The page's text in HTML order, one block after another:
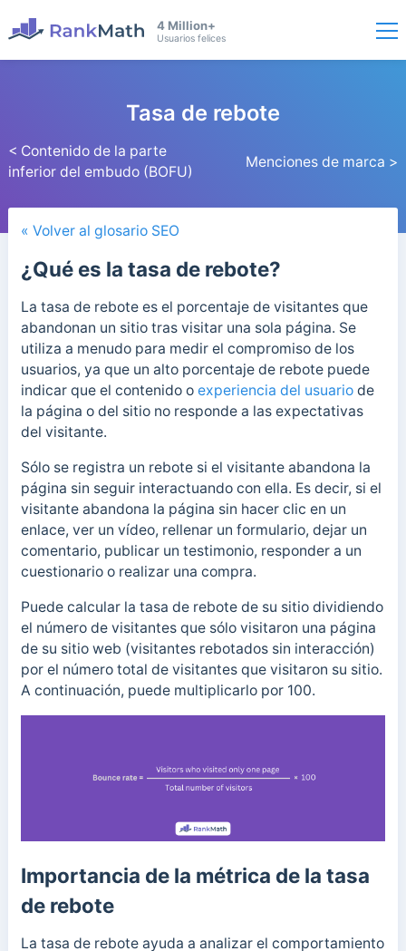
4 Million+
Usuarios felices
< Contenido de la parte
inferior del embudo (BOFU)
Tasa de rebote
Menciones de marca >
« Volver al glosario SEO
¿Qué es la tasa de rebote?
La tasa de rebote es el porcentaje de visitantes que
abandonan un sitio tras visitar una sola página. Se
utiliza a menudo para medir el compromiso de los
usuarios, ya que un alto porcentaje de rebote puede
indicar que el contenido o experiencia del usuariode
la página o del sitio no responde a las expectativas
del visitante.
Sólo se registra un rebote si el visitante abandona la
página sin seguir interactuando con ella. Es decir, si el
visitante abandona la página sin hacer clic en un
enlace, ver un vídeo, rellenar un formulario, dejar un
comentario, publicar un testimonio, responder a un
cuestionario o realizar una compra.
Puede calcular la tasa de rebote de su sitio dividiendo
el número de visitantes que sólo visitaron una página
de su sitio web (visitantes rebotados sin interacción)
por el número total de visitantes que visitaron su sitio.
A continuación, puede multiplicarlo por 100.
Importancia de la métrica de la tasa
de rebote
La tasa de rebote ayuda a analizar el comportamiento